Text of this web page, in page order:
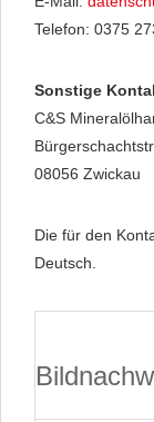
Telefon: 0375
Sonstige
C&S
08056 Zwickau
Die für den
Deutsch.